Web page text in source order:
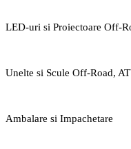
LED-uri si Proiectoare Off-
Unelte si Scule Off-Road,
Ambalare si Impachetare